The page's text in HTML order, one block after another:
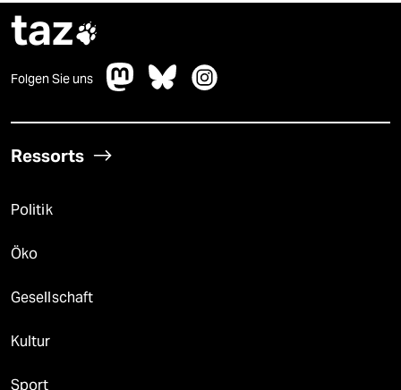
taz
Folgen Sie uns
Ressorts
Politik
Öko
Gesellschaft
Kultur
Sport